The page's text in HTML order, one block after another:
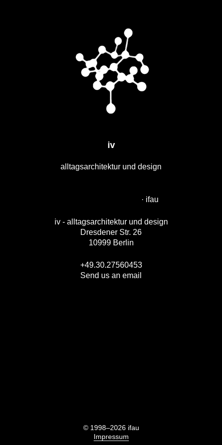
iv
alltagsarchitektur und design
· ifau
iv - alltagsarchitektur und design
Dresdener Str. 26
10999 Berlin
+49.30.27560453
Send us an email
© 1998–2026 ifau
Impressum